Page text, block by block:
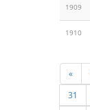
1909
1910
«
31